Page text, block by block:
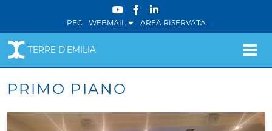
PEC WEBMAIL AREA RISERVATA
TERRE D'EMILIA
PRIMO PIANO